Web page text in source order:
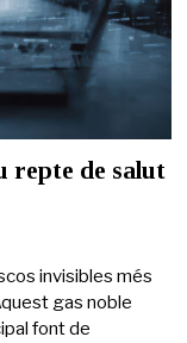
repte de salut
invisibles més
gas noble
font de